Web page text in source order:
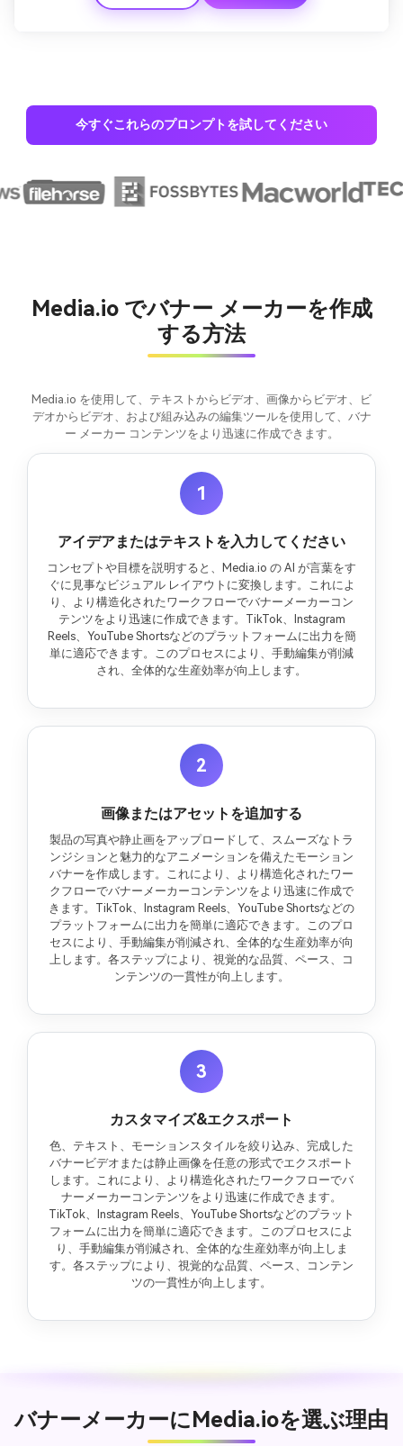
今すぐこれらのプロンプトを試してください
Media.io でバナー メーカーを作成
する方法
Media.io を使用して、テキストからビデオ、画像からビデオ、ビ
デオからビデオ、および組み込みの編集ツールを使用して、バナ
ー メーカー コンテンツをより迅速に作成できます。
1
アイデアまたはテキストを入力してください
コンセプトや目標を説明すると、Media.io の AI が言葉をす
ぐに見事なビジュアル レイアウトに変換します。これによ
り、より構造化されたワークフローでバナーメーカーコン
テンツをより迅速に作成できます。TikTok、Instagram
Reels、YouTube Shortsなどのプラットフォームに出力を簡
単に適応できます。このプロセスにより、手動編集が削減
され、全体的な生産効率が向上します。
2
画像またはアセットを追加する
製品の写真や静止画をアップロードして、スムーズなトラ
ンジションと魅力的なアニメーションを備えたモーション
バナーを作成します。これにより、より構造化されたワー
クフローでバナーメーカーコンテンツをより迅速に作成で
きます。TikTok、Instagram Reels、YouTube Shortsなどの
プラットフォームに出力を簡単に適応できます。このプロ
セスにより、手動編集が削減され、全体的な生産効率が向
上します。各ステップにより、視覚的な品質、ペース、コ
ンテンツの一貫性が向上します。
3
カスタマイズ&エクスポート
色、テキスト、モーションスタイルを絞り込み、完成した
バナービデオまたは静止画像を任意の形式でエクスポート
します。これにより、より構造化されたワークフローでバ
ナーメーカーコンテンツをより迅速に作成できます。
TikTok、Instagram Reels、YouTube Shortsなどのプラット
フォームに出力を簡単に適応できます。このプロセスによ
り、手動編集が削減され、全体的な生産効率が向上しま
す。各ステップにより、視覚的な品質、ペース、コンテン
ツの一貫性が向上します。
バナーメーカーにMedia.ioを選ぶ理由